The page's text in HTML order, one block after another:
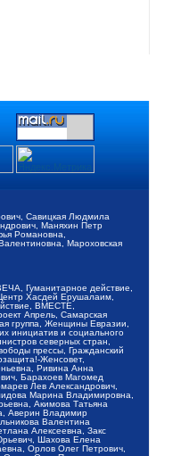
Савицкая Людмила
Маняхин Петр
Романовна,
Мароховская
Гуманитарное действие,
Хасдей Ерушалаим,
ВМЕСТЕ,
Апрель, Самарская
группа, Женщины Евразии,
инициатив и социального
северных стран,
прессы, Гражданский
Женсовет,
Ривина Анна
Барахоев Магомед
Лев Александрович,
Марина Владимировна,
Акимова Татьяна
Аверин Владимир
Валентина
Алексеевна, Закс
Шахова Елена
Орлов Олег Петрович,